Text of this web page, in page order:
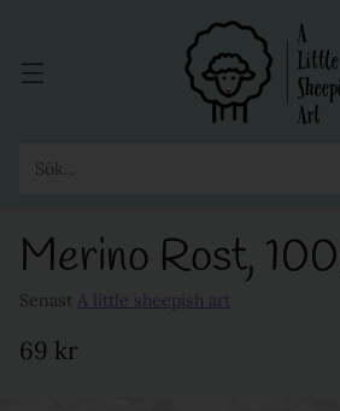
Sök...
Merino Rost,
Senast A little sheepish art
Ordinarie
69 kr